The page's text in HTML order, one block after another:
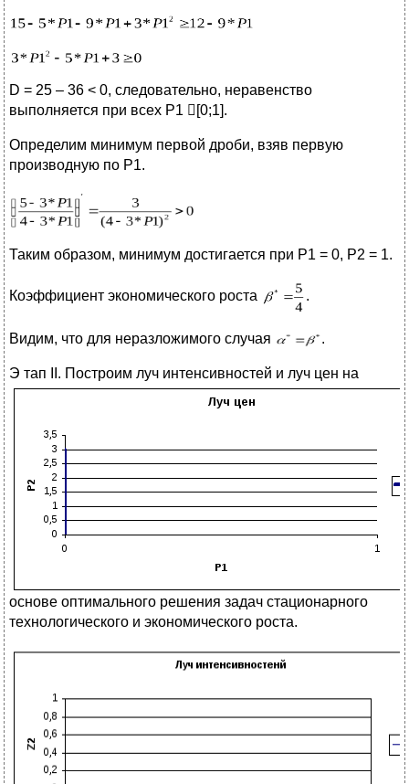
D = 25 – 36 < 0, следовательно, неравенство
выполняется при всех Р1 [0;1].
Определим минимум первой дроби, взяв первую
производную по Р1.
Таким образом, минимум достигается при Р1 = 0, Р2 = 1.
Коэффициент экономического роста .
Видим, что для неразложимого случая .
Э тап II. Построим луч интенсивностей и луч цен на
основе оптимального решения задач стационарного
технологического и экономического роста.